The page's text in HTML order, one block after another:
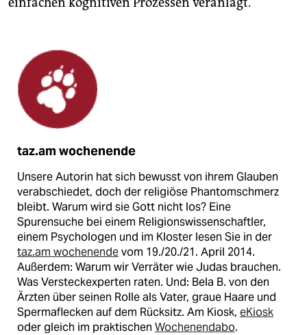
taz.am wochenende
Unsere Autorin hat sich bewusst von ihrem Glauben
verabschiedet, doch der religiöse Phantomschmerz
bleibt. Warum wird sie Gott nicht los? Eine
Spurensuche bei einem Religionswissenschaftler,
einem Psychologen und im Kloster lesen Sie in der
taz.am wochenendevom 19./20./21. April 2014.
Außerdem: Warum wir Verräter wie Judas brauchen.
Was Versteckexperten raten. Und: Bela B. von den
Ärzten über seinen Rolle als Vater, graue Haare und
Spermaflecken auf dem Rücksitz. Am Kiosk, eKiosk
oder gleich im praktischen Wochenendabo.